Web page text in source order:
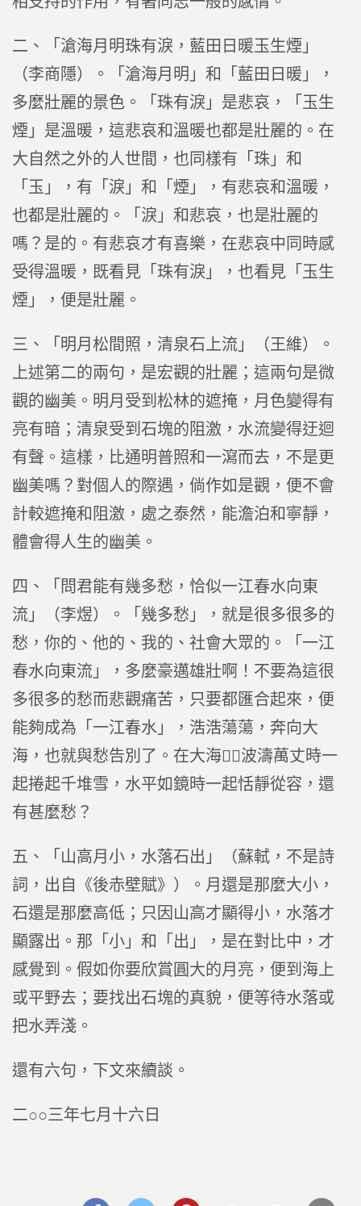
二、「滄海月明珠有淚，藍田日暖玉生煙」
（李商隱）。「滄海月明」和「藍田日暖」，
多麼壯麗的景色。「珠有淚」是悲哀，「玉生
煙」是溫暖，這悲哀和溫暖也都是壯麗的。在
大自然之外的人世間，也同樣有「珠」和
「玉」，有「淚」和「煙」，有悲哀和溫暖，
也都是壯麗的。「淚」和悲哀，也是壯麗的
嗎？是的。有悲哀才有喜樂，在悲哀中同時感
受得溫暖，既看見「珠有淚」，也看見「玉生
煙」，便是壯麗。
三、「明月松間照，清泉石上流」（王維）。
上述第二的兩句，是宏觀的壯麗；這兩句是微
觀的幽美。明月受到松林的遮掩，月色變得有
亮有暗；清泉受到石塊的阻激，水流變得迂迴
有聲。這樣，比通明普照和一瀉而去，不是更
幽美嗎？對個人的際遇，倘作如是觀，便不會
計較遮掩和阻激，處之泰然，能澹泊和寧靜，
體會得人生的幽美。
四、「問君能有幾多愁，恰似一江春水向東
流」（李煜）。「幾多愁」，就是很多很多的
愁，你的、他的、我的、社會大眾的。「一江
春水向東流」，多麼豪邁雄壯啊！不要為這很
多很多的愁而悲觀痛苦，只要都匯合起來，便
能夠成為「一江春水」，浩浩蕩蕩，奔向大
海，也就與愁告別了。在大海，波濤萬丈時一
起捲起千堆雪，水平如鏡時一起恬靜從容，還
有甚麼愁？
五、「山高月小，水落石出」（蘇軾，不是詩
詞，出自《後赤壁賦》）。月還是那麼大小，
石還是那麼高低；只因山高才顯得小，水落才
顯露出。那「小」和「出」，是在對比中，才
感覺到。假如你要欣賞圓大的月亮，便到海上
或平野去；要找出石塊的真貌，便等待水落或
把水弄淺。
還有六句，下文來續談。
二○○三年七月十六日